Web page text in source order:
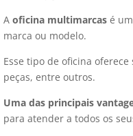
Aoficina multimarcas é
marca ou modelo.
Esse tipo de oficina
peças, entre outros.
Uma das principais
para atender a todos os